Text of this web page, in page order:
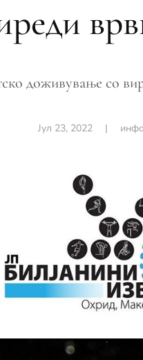
доживување со
Јул 23, 2022 |